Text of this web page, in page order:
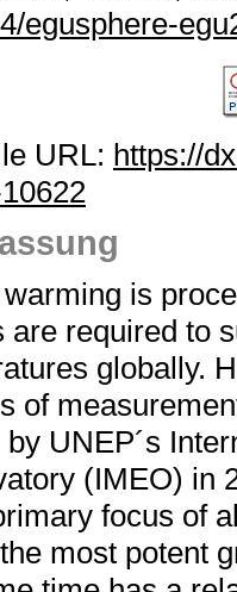
egusphere-
URL: https://
is
are required to
globally.
of
by UNEP´s
(IMEO) in
focus of
most potent